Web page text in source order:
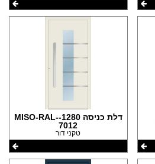
דלת כניסה 1280-MISO-RAL-
7012
טקני דור